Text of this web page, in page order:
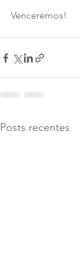
Venceremos!
Posts recentes